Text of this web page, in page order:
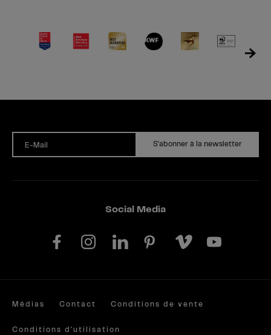
E-Mail S'abonner à la newsletter
Social Media
Médias Contact Conditions de vente
Conditions d'utilisation